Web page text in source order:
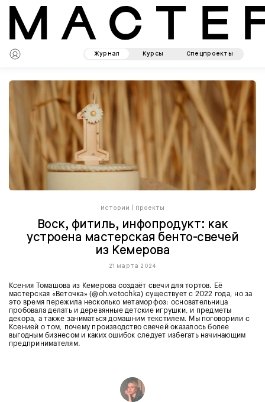
Журнал Курсы Спецпроекты
Истории Проекты
Воск, фитиль, инфопродукт: как
устроена мастерская бенто-свечей
из Кемерова
21 марта 2024
Ксения Томашова из Кемерова создаёт свечи для тортов. Её
мастерская «Веточка» (@oh.vetochka) существует с 2022 года, но за
это время пережила несколько метаморфоз: основательница
пробовала делать и деревянные детские игрушки, и предметы
декора, а также заниматься домашним текстилем. Мы поговорили с
Ксенией о том, почему производство свечей оказалось более
выгодным бизнесом и каких ошибок следует избегать начинающим
предпринимателям.